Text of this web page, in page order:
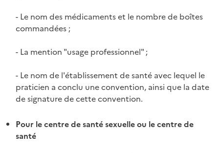
- Le nom des médicaments et le nombre de boîtes
commandées ;
- La mention "usage professionnel" ;
- Le nom de l'établissement de santé avec lequel le
praticien a conclu une convention, ainsi que la date
de signature de cette convention.
Pour le centre de santé sexuelle ou le centre de
santé